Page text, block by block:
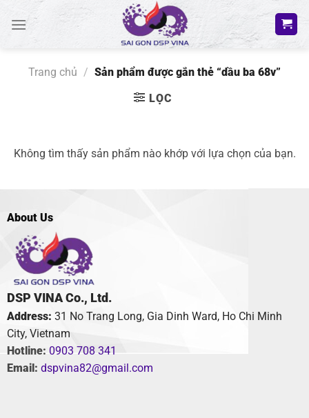
qua
Trang chủ / Sản phẩm được gắn thẻ “dầu ba 68v”
LỌC
Không tìm thấy sản phẩm nào khớp với lựa chọn của bạn.
About Us
DSP VINA Co., Ltd.
Address: 31 No Trang Long, Gia Dinh Ward, Ho Chi Minh
City, Vietnam
Hotline: 0903 708 341
Email: dspvina82@gmail.com